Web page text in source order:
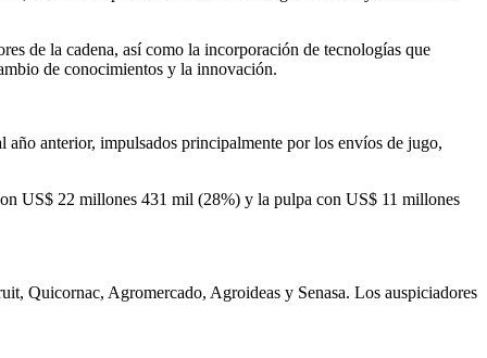
de la cadena, así como la incorporación de tecnologías que
de conocimientos y la innovación.
anterior, impulsados principalmente por los envíos de jugo,
US$ 22 millones 431 mil (28%) y la pulpa con US$ 11 millones
Quicornac, Agromercado, Agroideas y Senasa. Los auspiciadores